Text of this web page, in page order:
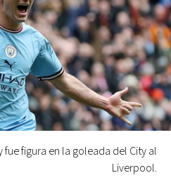
figura en la goleada del City al
Liverpool.